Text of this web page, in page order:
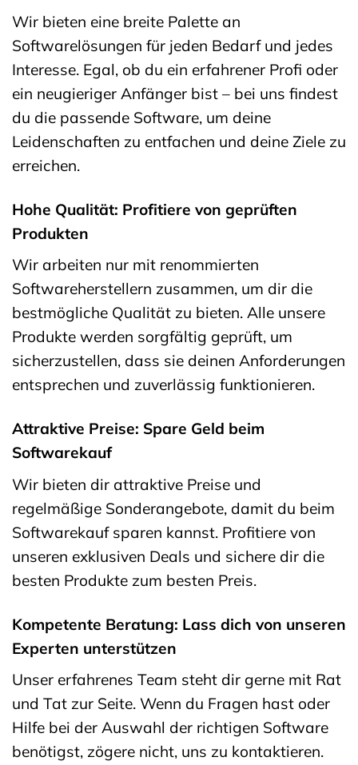
Wir bieten eine breite Palette an
Softwarelösungen für jeden Bedarf und jedes
Interesse. Egal, ob du ein erfahrener Profi oder
ein neugieriger Anfänger bist – bei uns findest
du die passende Software, um deine
Leidenschaften zu entfachen und deine Ziele zu
erreichen.
Hohe Qualität: Profitiere von geprüften
Produkten
Wir arbeiten nur mit renommierten
Softwareherstellern zusammen, um dir die
bestmögliche Qualität zu bieten. Alle unsere
Produkte werden sorgfältig geprüft, um
sicherzustellen, dass sie deinen Anforderungen
entsprechen und zuverlässig funktionieren.
Attraktive Preise: Spare Geld beim
Softwarekauf
Wir bieten dir attraktive Preise und
regelmäßige Sonderangebote, damit du beim
Softwarekauf sparen kannst. Profitiere von
unseren exklusiven Deals und sichere dir die
besten Produkte zum besten Preis.
Kompetente Beratung: Lass dich von unseren
Experten unterstützen
Unser erfahrenes Team steht dir gerne mit Rat
und Tat zur Seite. Wenn du Fragen hast oder
Hilfe bei der Auswahl der richtigen Software
benötigst, zögere nicht, uns zu kontaktieren.